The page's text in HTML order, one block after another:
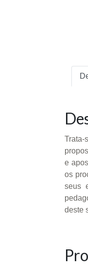
Trata-
e
os
seus
deste